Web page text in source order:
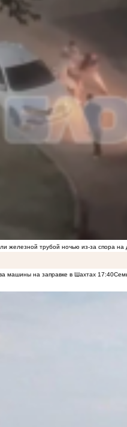
железной трубой ночью из-за спора на
машины на заправке в Шахтах 17:40